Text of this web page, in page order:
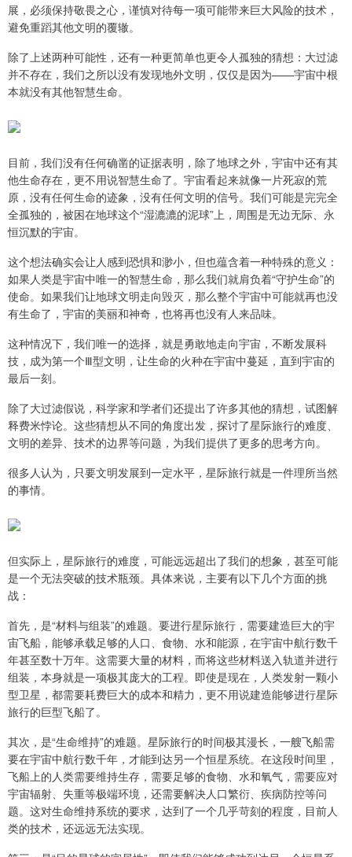
展，必须保持敬畏之心，谨慎对待每一项可能带来巨大风险的技术，
避免重蹈其他文明的覆辙。
除了上述两种可能性，还有一种更简单也更令人孤独的猜想：大过滤
并不存在，我们之所以没有发现地外文明，仅仅是因为——宇宙中根
本就没有其他智慧生命。
目前，我们没有任何确凿的证据表明，除了地球之外，宇宙中还有其
他生命存在，更不用说智慧生命了。宇宙看起来就像一片死寂的荒
原，没有任何生命的迹象，没有任何文明的信号。我们可能是完完全
全孤独的，被困在地球这个“湿漉漉的泥球”上，周围是无边无际、永
恒沉默的宇宙。
这个想法确实会让人感到恐惧和渺小，但也蕴含着一种特殊的意义：
如果人类是宇宙中唯一的智慧生命，那么我们就肩负着“守护生命”的
使命。如果我们让地球文明走向毁灭，那么整个宇宙中可能就再也没
有生命了，宇宙的美丽和神奇，也将再也没有人来品味。
这种情况下，我们唯一的选择，就是勇敢地走向宇宙，不断发展科
技，成为第一个Ⅲ型文明，让生命的火种在宇宙中蔓延，直到宇宙的
最后一刻。
除了大过滤假说，科学家和学者们还提出了许多其他的猜想，试图解
释费米悖论。这些猜想从不同的角度出发，探讨了星际旅行的难度、
文明的差异、技术的边界等问题，为我们提供了更多的思考方向。
很多人认为，只要文明发展到一定水平，星际旅行就是一件理所当然
的事情。
但实际上，星际旅行的难度，可能远远超出了我们的想象，甚至可能
是一个无法突破的技术瓶颈。具体来说，主要有以下几个方面的挑
战：
首先，是“材料与组装”的难题。要进行星际旅行，需要建造巨大的宇
宙飞船，能够承载足够的人口、食物、水和能源，在宇宙中航行数千
年甚至数十万年。这需要大量的材料，而将这些材料送入轨道并进行
组装，本身就是一项极其庞大的工程。即使是现在，人类发射一颗小
型卫星，都需要耗费巨大的成本和精力，更不用说建造能够进行星际
旅行的巨型飞船了。
其次，是“生命维持”的难题。星际旅行的时间极其漫长，一艘飞船需
要在宇宙中航行数千年，才能到达另一个恒星系统。在这段时间里，
飞船上的人类需要维持生存，需要足够的食物、水和氧气，需要应对
宇宙辐射、失重等极端环境，还需要解决人口繁衍、疾病防控等问
题。这对生命维持系统的要求，达到了一个几乎苛刻的程度，目前人
类的技术，还远远无法实现。